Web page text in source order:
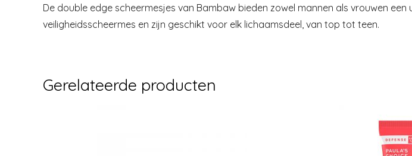
De double edge scheermesjes van Bambaw bieden zowel mannen als vrouwen
veiligheidsscheermes en zijn geschikt voor elk lichaamsdeel, van top tot teen.
Gerelateerde producten